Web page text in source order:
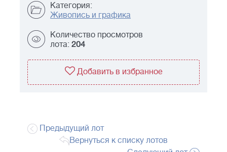
Категория:
Живопись и графика
Количество просмотров
лота: 204
Добавить в избранное
Предыдущий лот
Вернуться к списку лотов